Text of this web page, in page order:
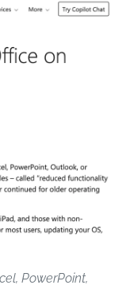
PowerPoint,